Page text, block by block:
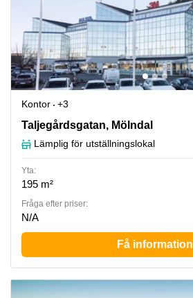
Kontor
+3
Taljegårdsgatan 11, Mölndal
Taljegårdsgatan, Mölndal
Lämplig för utställningslokal
Yta:
195 m²
Fråga efter priser:
N/A
Få information